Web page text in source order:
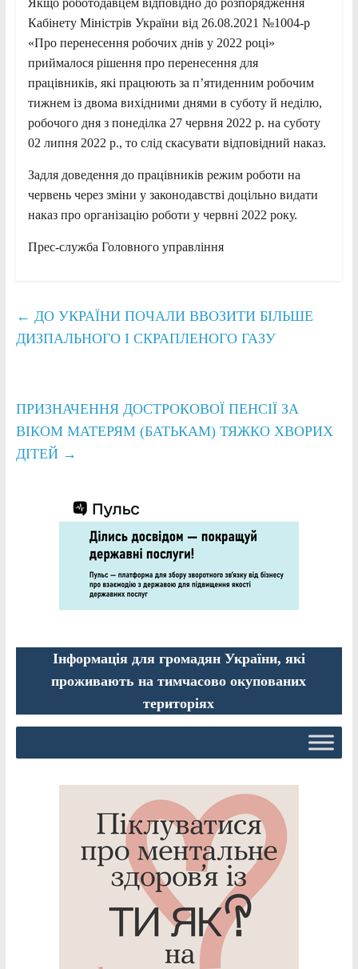
Якщо роботодавцем відповідно до розпорядження
Кабінету Міністрів України від 26.08.2021 №1004-р
«Про перенесення робочих днів у 2022 році»
приймалося рішення про перенесення для
працівників, які працюють за п’ятиденним робочим
тижнем із двома вихідними днями в суботу й неділю,
робочого дня з понеділка 27 червня 2022 р. на суботу
02 липня 2022 р., то слід скасувати відповідний наказ.
Задля доведення до працівників режим роботи на
червень через зміни у законодавстві доцільно видати
наказ про організацію роботи у червні 2022 року.
Прес-служба Головного управління
← ДО УКРАЇНИ ПОЧАЛИ ВВОЗИТИ БІЛЬШЕ
ДИЗПАЛЬНОГО І СКРАПЛЕНОГО ГАЗУ
ПРИЗНАЧЕННЯ ДОСТРОКОВОЇ ПЕНСІЇ ЗА
ВІКОМ МАТЕРЯМ (БАТЬКАМ) ТЯЖКО ХВОРИХ
ДІТЕЙ →
Інформація для громадян України, які
проживають на тимчасово окупованих
територіях